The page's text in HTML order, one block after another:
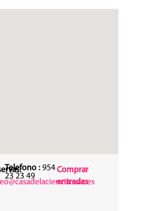
Telefono : 954
23 23 49
Comprar
entradas